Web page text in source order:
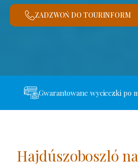
ZADZWOŃ DO TOURINFORM
Gwarantowane wycieczki po
Hajdúszoboszló